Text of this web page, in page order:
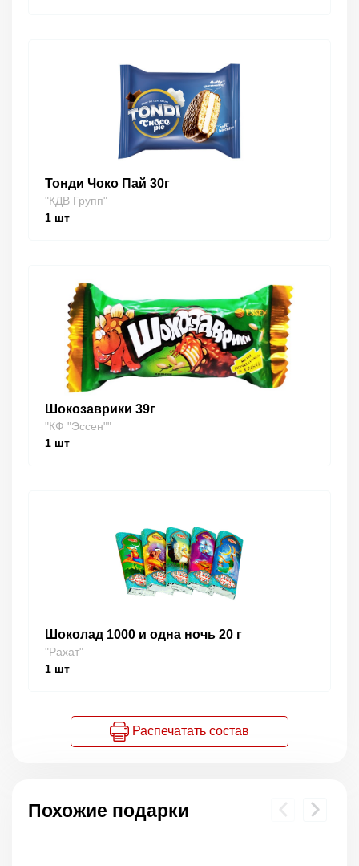
Тонди Чоко Пай 30г
"КДВ Групп"
1 шт
Шокозаврики 39г
"КФ "Эссен""
1 шт
Шоколад 1000 и одна ночь 20 г
"Рахат"
1 шт
Распечатать состав
Похожие подарки